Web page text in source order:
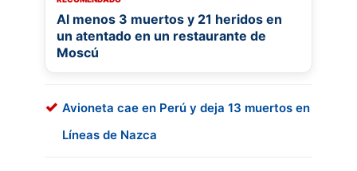
Al menos 3 muertos y 21 heridos en
un atentado en un restaurante de
Moscú
Avioneta cae en Perú y deja 13 muertos en
Líneas de Nazca